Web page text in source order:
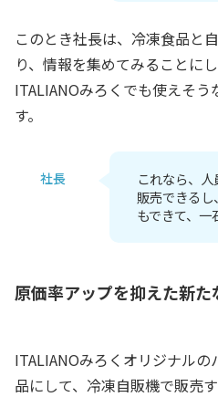
このとき社長は、冷凍食品と
り、情報を集めてみることに
ITALIANOみろくでも使えそ
す。
社長
これなら、
販売できる
もできて、一
原価率アップを抑えた新た
ITALIANOみろくオリジナル
品にして、冷凍自販機で販売